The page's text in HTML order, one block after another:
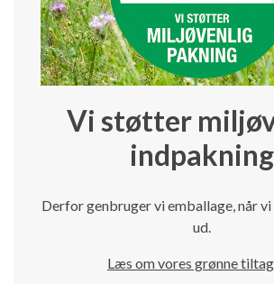
Vi støtter
indpakning
Derfor genbruger vi emballage, når
ud.
Læs om vores grønne